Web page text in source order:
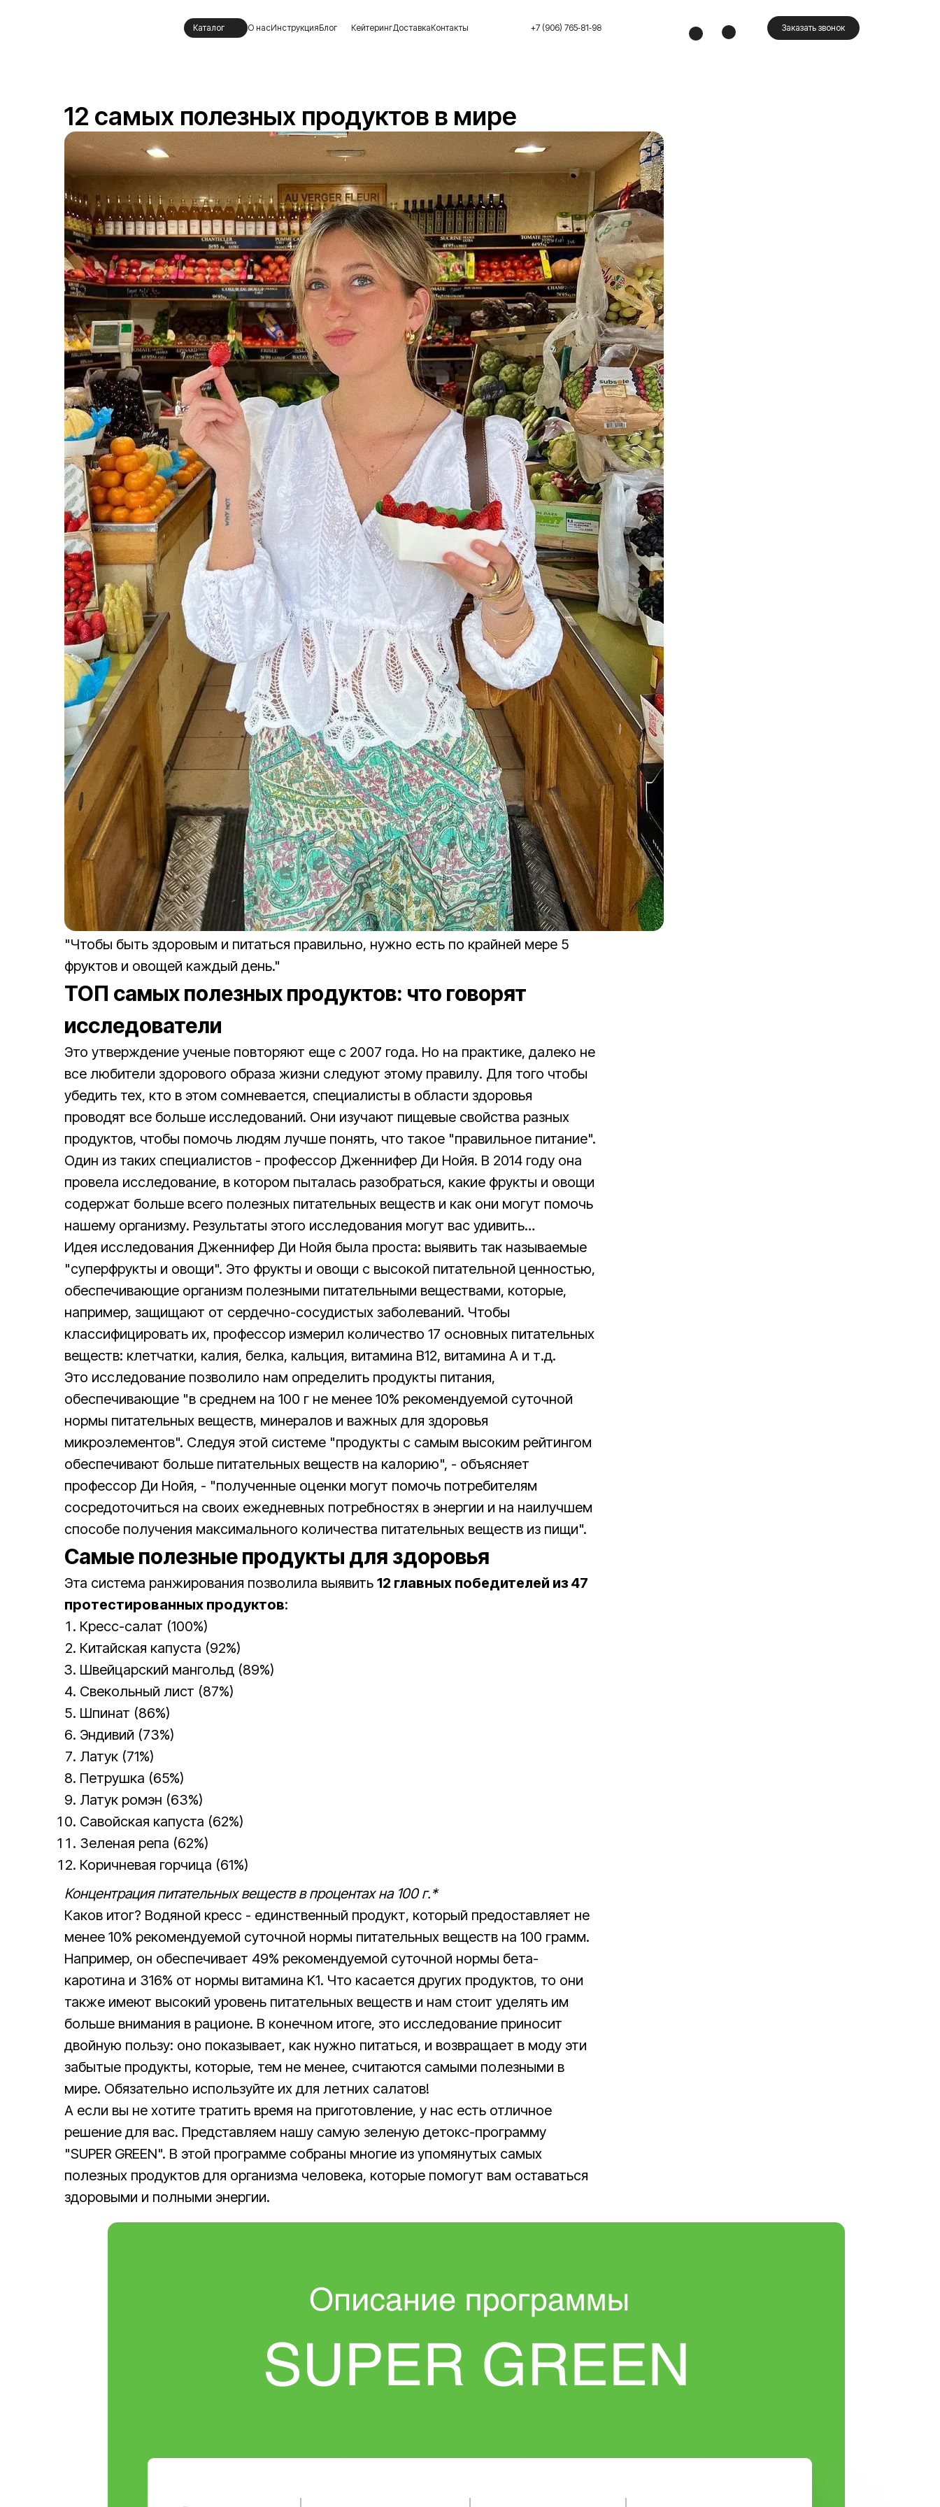
Заказать звонок
+7 (906) 765‑81‑98
Каталог О насИнструкцияБлог КейтерингДоставкаКонтакты
12 самых полезных продуктов в мире
"Чтобы быть здоровым и питаться правильно, нужно есть по крайней мере 5
фруктов и овощей каждый день."
ТОП самых полезных продуктов: что говорят
исследователи
Это утверждение ученые повторяют еще с 2007 года. Но на практике, далеко не
все любители здорового образа жизни следуют этому правилу. Для того чтобы
убедить тех, кто в этом сомневается, специалисты в области здоровья
проводят все больше исследований. Они изучают пищевые свойства разных
продуктов, чтобы помочь людям лучше понять, что такое "правильное питание".
Один из таких специалистов - профессор Дженнифер Ди Нойя. В 2014 году она
провела исследование, в котором пыталась разобраться, какие фрукты и овощи
содержат больше всего полезных питательных веществ и как они могут помочь
нашему организму. Результаты этого исследования могут вас удивить…
Идея исследования Дженнифер Ди Нойя была проста: выявить так называемые
"суперфрукты и овощи". Это фрукты и овощи с высокой питательной ценностью,
обеспечивающие организм полезными питательными веществами, которые,
например, защищают от сердечно-сосудистых заболеваний. Чтобы
классифицировать их, профессор измерил количество 17 основных питательных
веществ: клетчатки, калия, белка, кальция, витамина В12, витамина А и т.д.
Это исследование позволило нам определить продукты питания,
обеспечивающие "в среднем на 100 г не менее 10% рекомендуемой суточной
нормы питательных веществ, минералов и важных для здоровья
микроэлементов". Следуя этой системе "продукты с самым высоким рейтингом
обеспечивают больше питательных веществ на калорию", - объясняет
профессор Ди Нойя, - "полученные оценки могут помочь потребителям
сосредоточиться на своих ежедневных потребностях в энергии и на наилучшем
способе получения максимального количества питательных веществ из пищи".
Самые полезные продукты для здоровья
Эта система ранжирования позволила выявить 12 главных победителей из 47
протестированных продуктов:
Кресс-салат (100%)
Китайская капуста (92%)
Швейцарский мангольд (89%)
Свекольный лист (87%)
Шпинат (86%)
Эндивий (73%)
Латук (71%)
Петрушка (65%)
Латук ромэн (63%)
Савойская капуста (62%)
Зеленая репа (62%)
Коричневая горчица (61%)
Концентрация питательных веществ в процентах на 100 г.*
Каков итог? Водяной кресс - единственный продукт, который предоставляет не
менее 10% рекомендуемой суточной нормы питательных веществ на 100 грамм.
Например, он обеспечивает 49% рекомендуемой суточной нормы бета-
каротина и 316% от нормы витамина K1. Что касается других продуктов, то они
также имеют высокий уровень питательных веществ и нам стоит уделять им
больше внимания в рационе. В конечном итоге, это исследование приносит
двойную пользу: оно показывает, как нужно питаться, и возвращает в моду эти
забытые продукты, которые, тем не менее, считаются самыми полезными в
мире. Обязательно используйте их для летних салатов!
А если вы не хотите тратить время на приготовление, у нас есть отличное
решение для вас. Представляем нашу самую зеленую детокс-программу
"SUPER GREEN". В этой программе собраны многие из упомянутых самых
полезных продуктов для организма человека, которые помогут вам оставаться
здоровыми и полными энергии.